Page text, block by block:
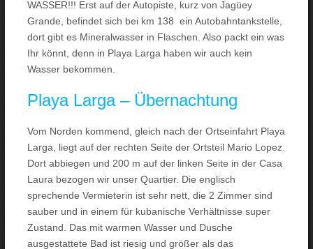
WASSER!!! Erst auf der Autopiste, kurz von Jagüey
Grande, befindet sich bei km 138 ein Autobahntankstelle,
dort gibt es Mineralwasser in Flaschen. Also packt ein was
Ihr könnt, denn in Playa Larga haben wir auch kein
Wasser bekommen.
Playa Larga – Übernachtung
Vom Norden kommend, gleich nach der Ortseinfahrt Playa
Larga, liegt auf der rechten Seite der Ortsteil Mario Lopez.
Dort abbiegen und 200 m auf der linken Seite in der Casa
Laura bezogen wir unser Quartier. Die englisch
sprechende Vermieterin ist sehr nett, die 2 Zimmer sind
sauber und in einem für kubanische Verhältnisse super
Zustand. Das mit warmen Wasser und Dusche
ausgestattete Bad ist riesig und größer als das